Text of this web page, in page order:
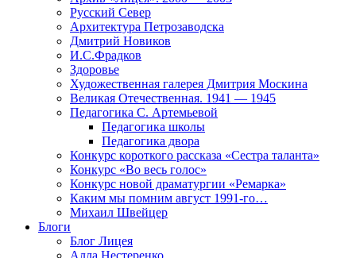
Русский Север
Архитектура Петрозаводска
Дмитрий Новиков
И.С.Фрадков
Здоровье
Художественная галерея Дмитрия Москина
Великая Отечественная. 1941 — 1945
Педагогика С. Артемьевой
Педагогика школы
Педагогика двора
Конкурс короткого рассказа «Сестра таланта»
Конкурс «Во весь голос»
Конкурс новой драматургии «Ремарка»
Каким мы помним август 1991-го…
Михаил Швейцер
Блоги
Блог Лицея